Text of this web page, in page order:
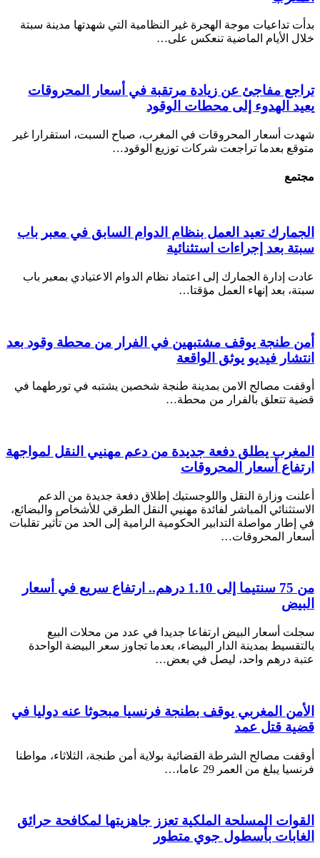
بدأت تداعيات موجة الهجرة غير النظامية التي شهدتها مدينة سبتة
خلال الأيام الماضية تنعكس على…
تراجع مفاجئ عن زيادة مرتقبة في أسعار المحروقات
يعيد الهدوء إلى محطات الوقود
شهدت أسعار المحروقات في المغرب، صباح السبت، استقرارا غير
متوقع بعدما تراجعت شركات توزيع الوقود…
مجتمع
الجمارك تعيد العمل بنظام الدوام السابق في معبر باب
سبتة بعد إجراءات استثنائية
عادت إدارة الجمارك إلى اعتماد نظام الدوام الاعتيادي بمعبر باب
سبتة، بعد إنهاء العمل مؤقتا…
أمن طنجة يوقف مشتبهين في الفرار من محطة وقود بعد
انتشار فيديو يوثق الواقعة
أوقفت مصالح الامن بمدينة طنجة شخصين يشتبه في تورطهما في
قضية تتعلق بالفرار من محطة…
المغرب يطلق دفعة جديدة من دعم مهنيي النقل لمواجهة
ارتفاع أسعار المحروقات
أعلنت وزارة النقل واللوجستيك إطلاق دفعة جديدة من الدعم
الاستثنائي المباشر لفائدة مهنيي النقل الطرقي للأشخاص والبضائع،
في إطار مواصلة التدابير الحكومية الرامية إلى الحد من تأثير تقلبات
أسعار المحروقات…
من 75 سنتيما إلى 1.10 درهم.. ارتفاع سريع في أسعار
البيض
سجلت أسعار البيض ارتفاعا جديدا في عدد من محلات البيع
بالتقسيط بمدينة الدار البيضاء، بعدما تجاوز سعر البيضة الواحدة
عتبة درهم واحد، ليصل في بعض…
الأمن المغربي يوقف بطنجة فرنسيا مبحوثا عنه دوليا في
قضية قتل عمد
أوقفت مصالح الشرطة القضائية بولاية أمن طنجة، الثلاثاء، مواطنا
فرنسيا يبلغ من العمر 29 عاما،…
القوات المسلحة الملكية تعزز جاهزيتها لمكافحة حرائق
الغابات بأسطول جوي متطور